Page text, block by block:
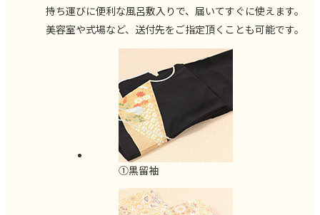
持ち運びに便利な風呂敷入りで、届いてすぐに使えます。
美容室や式場など、送付先をご指定頂くことも可能です。
①黒留袖